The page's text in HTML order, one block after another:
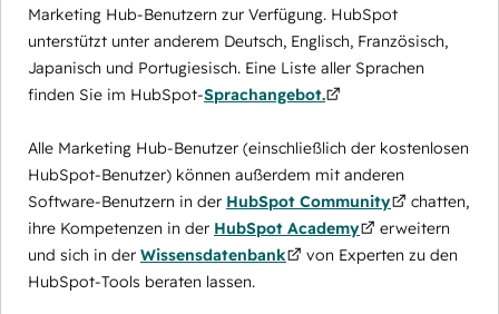
Marketing Hub-Benutzern zur Verfügung. HubSpot
unterstützt unter anderem Deutsch, Englisch, Französisch,
Japanisch und Portugiesisch. Eine Liste aller Sprachen
finden Sie im HubSpot-Sprachangebot.
Alle Marketing Hub-Benutzer (einschließlich der kostenlosen
HubSpot-Benutzer) können außerdem mit anderen
Software-Benutzern in der HubSpot Community
chatten,
ihre Kompetenzen in der HubSpot Academy
erweitern
und sich in der Wissensdatenbank
von Experten zu den
HubSpot-Tools beraten lassen.